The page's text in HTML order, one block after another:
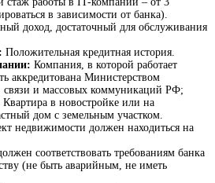
в зависимости от банка).
доход, достаточный для обслуживания
Положительная кредитная история.
Компания, в которой работает
аккредитована Министерством
связи и массовых коммуникаций РФ;
Квартира в новостройке или на
дом с земельным участком.
недвижимости должен находиться на
соответствовать требованиям банка
(не быть аварийным, не иметь